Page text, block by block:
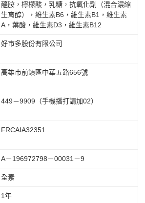
醯胺，檸檬酸，乳糖，抗氧化劑（混合濃縮
生育醇），維生素B6，維生素B1，維生素
A，葉酸，維生素D3，維生素B12
好市多股份有限公司
高雄市前鎮區中華五路656號
449－9909（手機播打請加02）
FRCAIA32351
A－196972798－00031－9
全素
1年